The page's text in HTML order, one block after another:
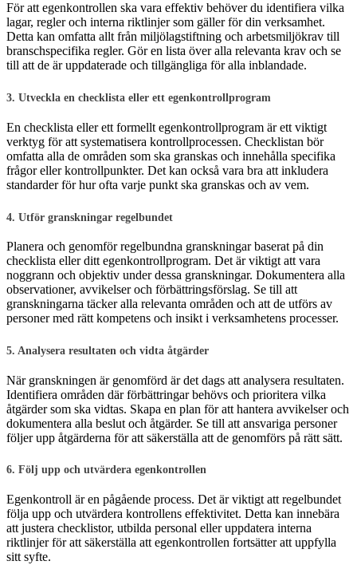
För att egenkontrollen ska vara effektiv behöver du identifiera vilka
lagar, regler och interna riktlinjer som gäller för din verksamhet.
Detta kan omfatta allt från miljölagstiftning och arbetsmiljökrav till
branschspecifika regler. Gör en lista över alla relevanta krav och se
till att de är uppdaterade och tillgängliga för alla inblandade.
3. Utveckla en checklista eller ett egenkontrollprogram
En checklista eller ett formellt egenkontrollprogram är ett viktigt
verktyg för att systematisera kontrollprocessen. Checklistan bör
omfatta alla de områden som ska granskas och innehålla specifika
frågor eller kontrollpunkter. Det kan också vara bra att inkludera
standarder för hur ofta varje punkt ska granskas och av vem.
4. Utför granskningar regelbundet
Planera och genomför regelbundna granskningar baserat på din
checklista eller ditt egenkontrollprogram. Det är viktigt att vara
noggrann och objektiv under dessa granskningar. Dokumentera alla
observationer, avvikelser och förbättringsförslag. Se till att
granskningarna täcker alla relevanta områden och att de utförs av
personer med rätt kompetens och insikt i verksamhetens processer.
5. Analysera resultaten och vidta åtgärder
När granskningen är genomförd är det dags att analysera resultaten.
Identifiera områden där förbättringar behövs och prioritera vilka
åtgärder som ska vidtas. Skapa en plan för att hantera avvikelser och
dokumentera alla beslut och åtgärder. Se till att ansvariga personer
följer upp åtgärderna för att säkerställa att de genomförs på rätt sätt.
6. Följ upp och utvärdera egenkontrollen
Egenkontroll är en pågående process. Det är viktigt att regelbundet
följa upp och utvärdera kontrollens effektivitet. Detta kan innebära
att justera checklistor, utbilda personal eller uppdatera interna
riktlinjer för att säkerställa att egenkontrollen fortsätter att uppfylla
sitt syfte.